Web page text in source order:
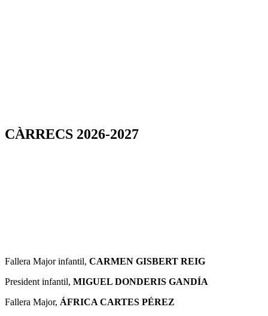
CÀRRECS 2026-2027
Fallera Major infantil, CARMEN GISBERT REIG
President infantil, MIGUEL DONDERIS GANDÍA
Fallera Major, ÁFRICA CARTES PÉREZ